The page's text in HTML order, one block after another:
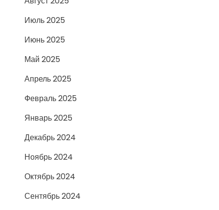
Июль 2025
Июнь 2025
Май 2025
Апрель 2025
Февраль 2025
Январь 2025
Декабрь 2024
Ноябрь 2024
Октябрь 2024
Сентябрь 2024